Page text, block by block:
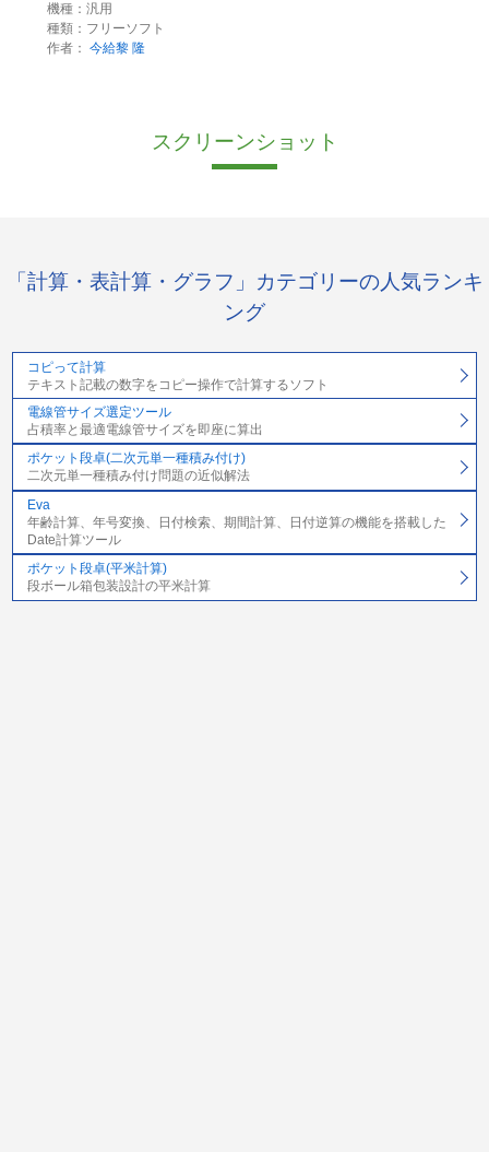
機種：汎用
種類：フリーソフト
作者： 今給黎 隆
スクリーンショット
「計算・表計算・グラフ」カテゴリーの人気ランキ
ング
コピって計算
テキスト記載の数字をコピー操作で計算するソフト
電線管サイズ選定ツール
占積率と最適電線管サイズを即座に算出
ポケット段卓(二次元単一種積み付け)
二次元単一種積み付け問題の近似解法
Eva
年齢計算、年号変換、日付検索、期間計算、日付逆算の機能を搭載した
Date計算ツール
ポケット段卓(平米計算)
段ボール箱包装設計の平米計算